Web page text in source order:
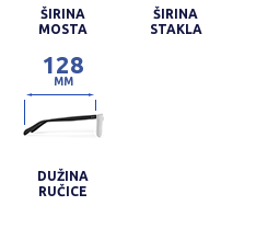
ŠIRINA
MOSTA
ŠIRINA
STAKLA
128
MM
DUŽINA
RUČICE